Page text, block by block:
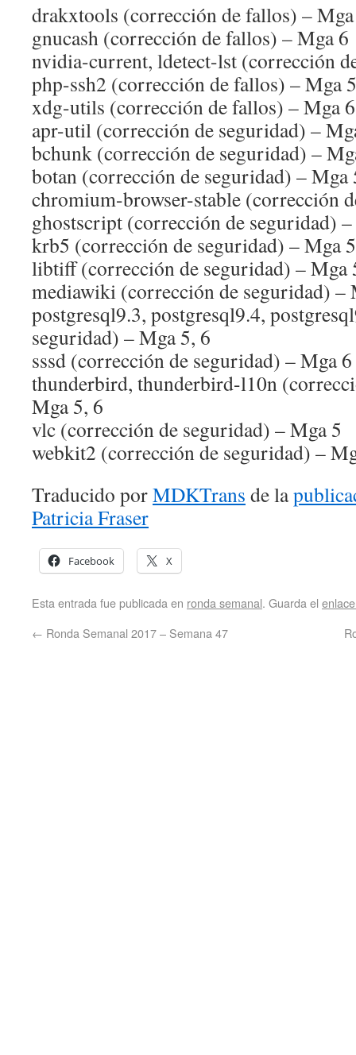
drakxtools (corrección de fallos) –
gnucash (corrección de fallos) – Mga 6
nvidia-current, ldetect-lst (corrección
php-ssh2 (corrección de fallos) – Mga
xdg-utils (corrección de fallos) – Mga 6
apr-util (corrección de seguridad) –
bchunk (corrección de seguridad) –
botan (corrección de seguridad) – Mga
chromium-browser-stable (corrección
ghostscript (corrección de seguridad)
krb5 (corrección de seguridad) – Mga
libtiff (corrección de seguridad) – Mga
mediawiki (corrección de seguridad) –
postgresql9.3, postgresql9.4,
seguridad) – Mga 5, 6
sssd (corrección de seguridad) – Mga 6
thunderbird, thunderbird-l10n
Mga 5, 6
vlc (corrección de seguridad) – Mga 5
webkit2 (corrección de seguridad) –
Traducido porMDKTrans de la
Patricia Fraser
Facebook X
Esta entrada fue publicada en ronda semanal. Guarda el
← Ronda Semanal 2017 – Semana 47